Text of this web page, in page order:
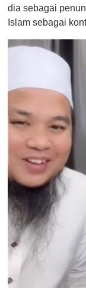
dia sebagai
Islam sebagai